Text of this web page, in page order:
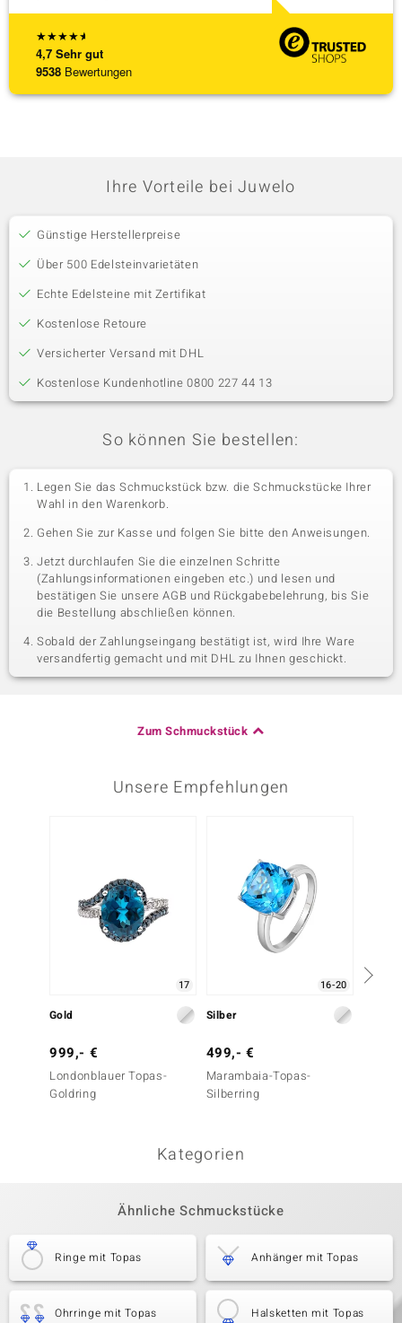
★★★★★
4,7 Sehr gut
9538 Bewertungen
Ihre Vorteile bei Juwelo
Günstige Herstellerpreise
Über 500 Edelsteinvarietäten
Echte Edelsteine mit Zertifikat
Kostenlose Retoure
Versicherter Versand mit DHL
Kostenlose Kundenhotline 0800 227 44 13
So können Sie bestellen:
Legen Sie das Schmuckstück bzw. die Schmuckstücke Ihrer
Wahl in den Warenkorb.
Gehen Sie zur Kasse und folgen Sie bitte den Anweisungen.
Jetzt durchlaufen Sie die einzelnen Schritte
(Zahlungsinformationen eingeben etc.) und lesen und
bestätigen Sie unsere AGB und Rückgabebelehrung, bis Sie
die Bestellung abschließen können.
Sobald der Zahlungseingang bestätigt ist, wird Ihre Ware
versandfertig gemacht und mit DHL zu Ihnen geschickt.
Zum Schmuckstück
Unsere Empfehlungen
17
Gold
999,- €
Londonblauer Topas-
Goldring
16-20
Silber
499,- €
Marambaia-Topas-
Silberring
Kategorien
Ähnliche Schmuckstücke
Ringe mit Topas Anhänger mit Topas
Ohrringe mit Topas Halsketten mit Topas